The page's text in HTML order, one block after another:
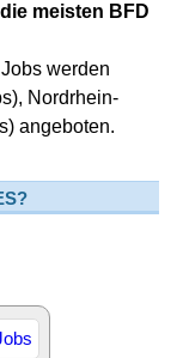
meisten BFD
werden
Nordrhein-
angeboten.